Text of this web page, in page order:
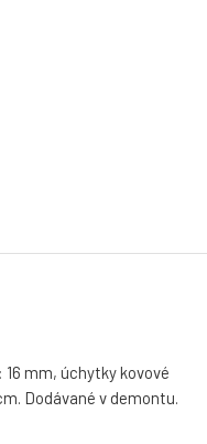
mm, úchytky kovové
Dodávané v demontu.